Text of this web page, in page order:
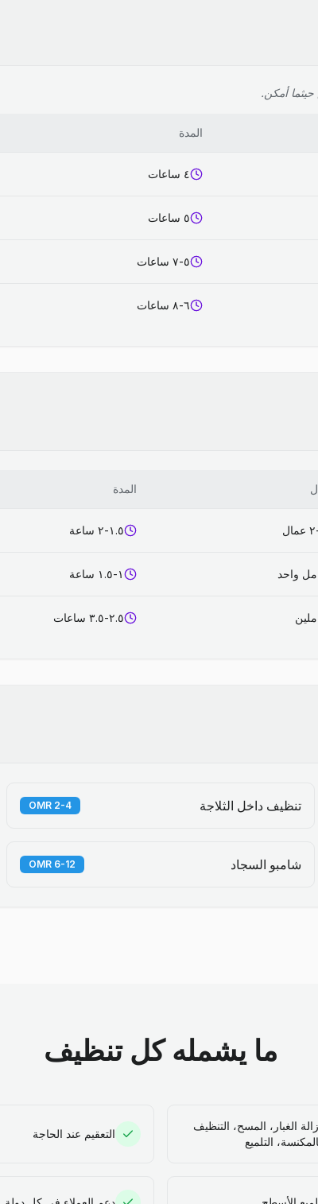
حيثما أمكن.
المدة
٤ ساعات
٥ ساعات
٥-٧ ساعات
٦-٨ ساعات
المدة
١.٥-٢ ساعة
واحد ١-١.٥ ساعة
٢.٥-٣.٥ ساعات
تنظيف داخل الثلاجة 2-4 OMR
شامبو السجاد 6-12 OMR
ما يشمله كل تنظيف
الغبار، المسح، التنظيف
التلميع
التعقيم عند الحاجة